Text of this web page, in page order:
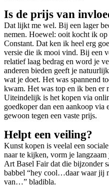
Is de prijs van
Dat lijkt me wel. Bij een lager
nemen. Hoewel: ooit kocht ik
Constant. Dat ken ik heel erg
versie die ik mooi vind. Bij een
relatief laag bedrag en word je
anderen bieden geeft je
wat je doet. Het was spannend
kwam. Het was top en ik ben er
Uiteindelijk is het kopen via
goedkoper dan een aankoop via
gewoon tegen een vaste prijs.
Helpt een veiling?
Kunst kopen is veelal een
naar te kijken, vorm je
Art Basel Fair dat die bijzonder
babbel “hey cool…daar waar jij
van…” bladibla.